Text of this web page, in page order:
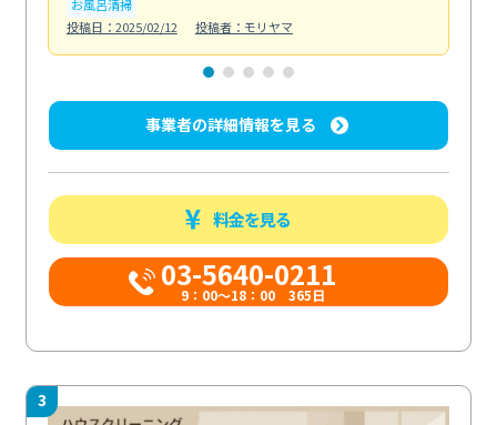
お風呂清掃
投稿日：2025/02/12
投稿者：モリヤマ
事業者の詳細情報を見る
料金を見る
03-5640-0211
9：00～18：00 365日
3